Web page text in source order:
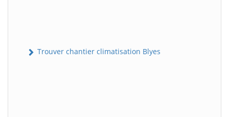
Trouver chantier climatisation Blyes